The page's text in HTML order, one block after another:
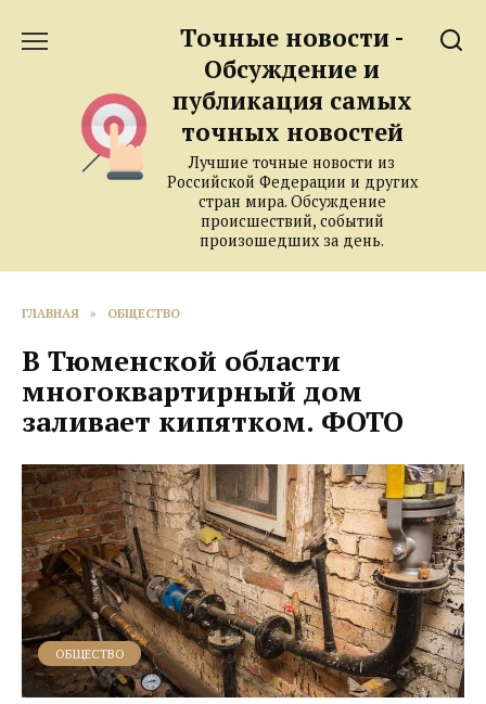
Точные новости -
Обсуждение и
публикация самых
точных новостей
Лучшие точные новости из
Российской Федерации и других
стран мира. Обсуждение
происшествий, событий
произошедших за день.
ГЛАВНАЯ » ОБЩЕСТВО
В Тюменской области
многоквартирный дом
заливает кипятком. ФОТО
ОБЩЕСТВО